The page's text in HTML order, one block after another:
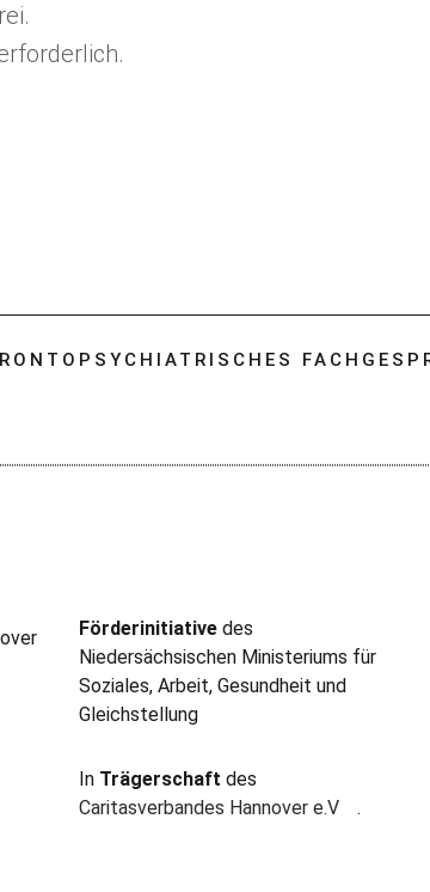
Förderinitiativedes
Niedersächsischen Ministeriums für
Soziales, Arbeit, Gesundheit und
Gleichstellung
In Trägerschaftdes
Caritasverbandes Hannover e.V
.